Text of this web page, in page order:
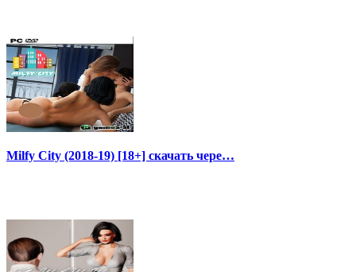
Milfy City (2018-19) [18+] скачать чере…